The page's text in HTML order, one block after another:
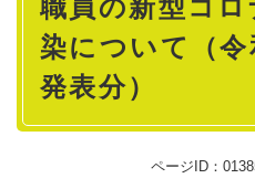
職員の新型コ
染について（令
発表分）
ページID：